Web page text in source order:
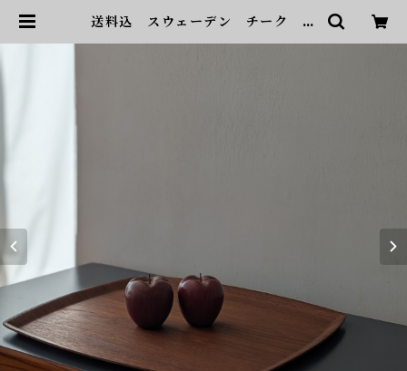
送料込 スウェーデン チーク ト